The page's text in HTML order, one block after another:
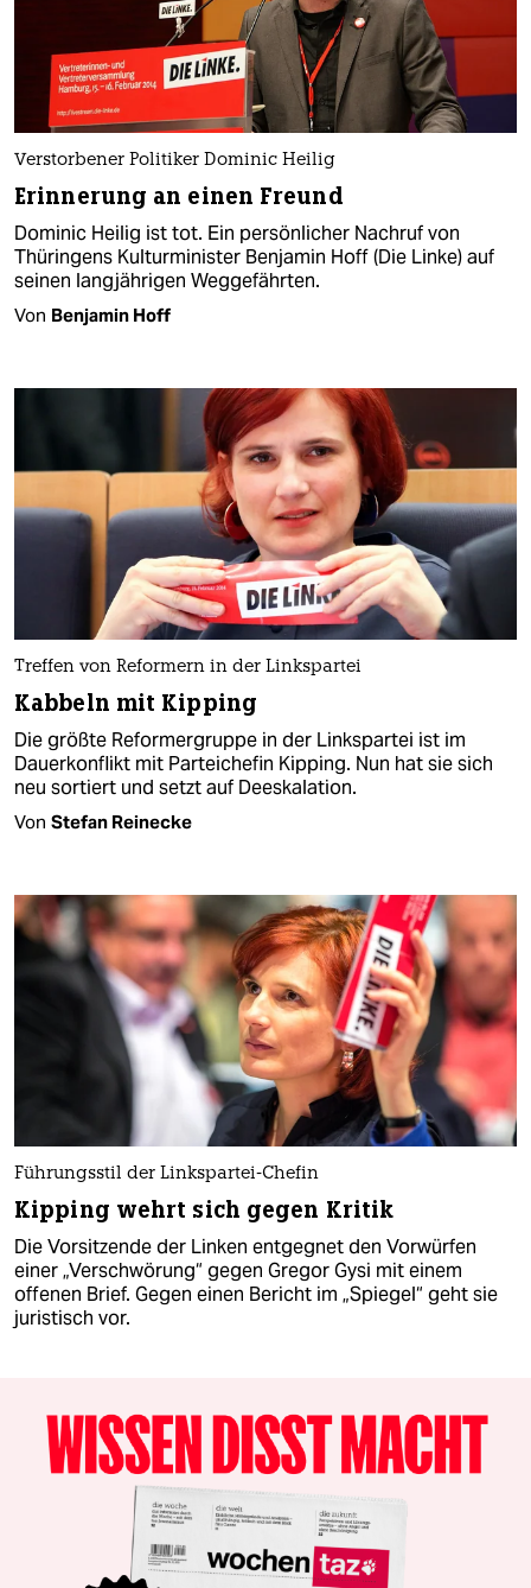
Verstorbener Politiker Dominic Heilig
Erinnerung an einen Freund
Dominic Heilig ist tot. Ein persönlicher Nachruf von
Thüringens Kulturminister Benjamin Hoff (Die Linke) auf
seinen langjährigen Weggefährten.
Von Benjamin Hoff
Treffen von Reformern in der Linkspartei
Kabbeln mit Kipping
Die größte Reformergruppe in der Linkspartei ist im
Dauerkonflikt mit Parteichefin Kipping. Nun hat sie sich
neu sortiert und setzt auf Deeskalation.
Von Stefan Reinecke
Führungsstil der Linkspartei-Chefin
Kipping wehrt sich gegen Kritik
Die Vorsitzende der Linken entgegnet den Vorwürfen
einer „Verschwörung“ gegen Gregor Gysi mit einem
offenen Brief. Gegen einen Bericht im „Spiegel“ geht sie
juristisch vor.